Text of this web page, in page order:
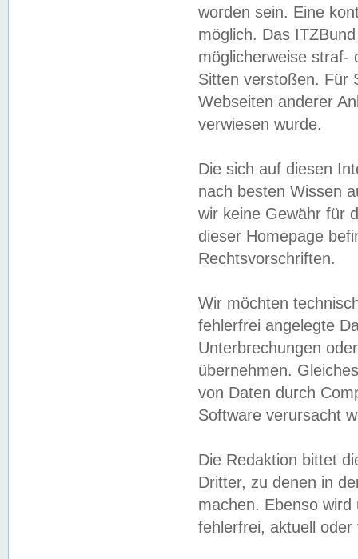
worden sein. Eine
möglich. Das
möglicherweise straf-
Sitten verstoßen. Für
Webseiten anderer
verwiesen wurde.
Die sich auf diesen
nach besten Wissen
wir keine Gewähr für
dieser Homepage
Rechtsvorschriften.
Wir möchten
fehlerfrei angelegte
Unterbrechungen
übernehmen.
von Daten durch
Software verursacht
Die Redaktion bittet
Dritter, zu denen in
machen. Ebenso
fehlerfrei, aktuell oder